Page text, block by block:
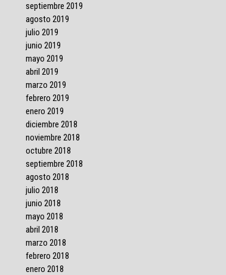
septiembre 2019
agosto 2019
julio 2019
junio 2019
mayo 2019
abril 2019
marzo 2019
febrero 2019
enero 2019
diciembre 2018
noviembre 2018
octubre 2018
septiembre 2018
agosto 2018
julio 2018
junio 2018
mayo 2018
abril 2018
marzo 2018
febrero 2018
enero 2018